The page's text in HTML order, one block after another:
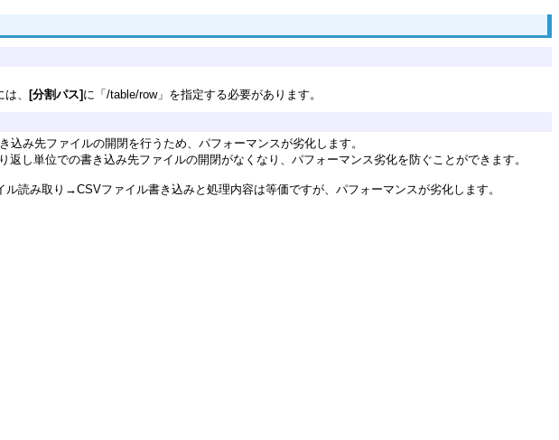
、
[分割パス] に「/table/row」を指定する必要があります。
み先ファイルの開閉を行うため、パフォーマンスが劣化します。
し単位での書き込み先ファイルの開閉がなくなり、パフォーマンス劣化を防ぐことができます。
読み取り→CSVファイル書き込みと処理内容は等価ですが、パフォーマンスが劣化します。